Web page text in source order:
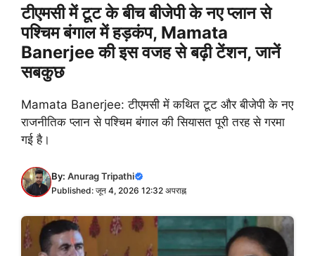
टीएमसी में टूट के बीच बीजेपी के नए प्लान से
पश्चिम बंगाल में हड़कंप, Mamata
Banerjee की इस वजह से बढ़ी टेंशन, जानें
सबकुछ
Mamata Banerjee: टीएमसी में कथित टूट और बीजेपी के नए
राजनीतिक प्लान से पश्चिम बंगाल की सियासत पूरी तरह से गरमा
गई है।
By: Anurag Tripathi
Published: जून 4, 2026 12:32 अपराह्न